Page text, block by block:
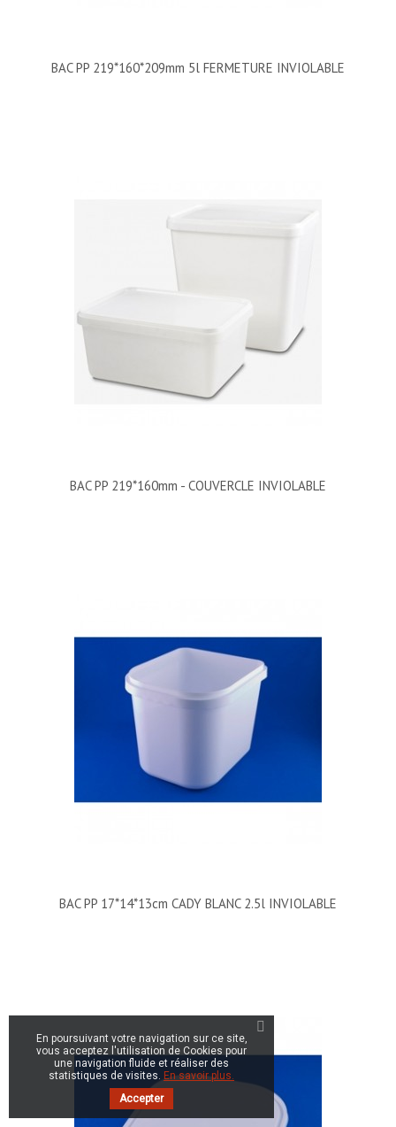
BAC PP 219*160*209mm 5l FERMETURE INVIOLABLE
BAC PP 219*160mm - COUVERCLE INVIOLABLE
BAC PP 17*14*13cm CADY BLANC 2.5l INVIOLABLE
En poursuivant votre navigation sur ce site,
vous acceptez l'utilisation de Cookies pour
une navigation fluide et réaliser des
statistiques de visites. En savoir plus.
Accepter